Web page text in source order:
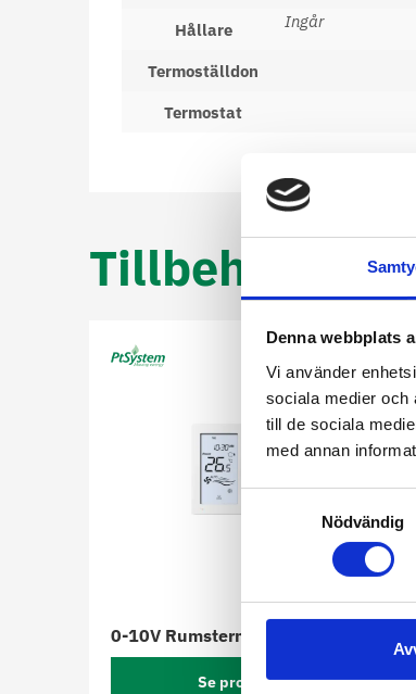
Denna webbplats
Vi använder
sociala medier och
till de sociala
med annan
Nödvändig
Hållare Ingår
Termoställdon
Termostat
Tillbehör
0-10V Rumstermostat
Se produkt